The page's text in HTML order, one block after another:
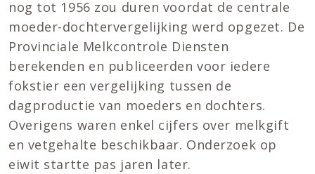
nog tot 1956 zou duren voordat de centrale
moeder-dochtervergelijking werd opgezet. De
Provinciale Melkcontrole Diensten
berekenden en publiceerden voor iedere
fokstier een vergelijking tussen de
dagproductie van moeders en dochters.
Overigens waren enkel cijfers over melkgift
en vetgehalte beschikbaar. Onderzoek op
eiwit startte pas jaren later.